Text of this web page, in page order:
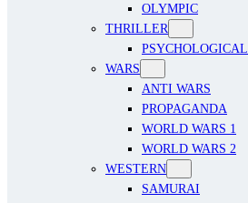
OLYMPIC
THRILLER
PSYCHOLOGICAL
WARS
ANTI WARS
PROPAGANDA
WORLD WARS 1
WORLD WARS 2
WESTERN
SAMURAI